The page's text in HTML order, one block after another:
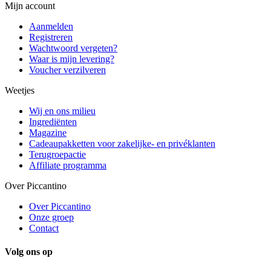
Mijn account
Aanmelden
Registreren
Wachtwoord vergeten?
Waar is mijn levering?
Voucher verzilveren
Weetjes
Wij en ons milieu
Ingrediënten
Magazine
Cadeaupakketten voor zakelijke- en privéklanten
Terugroepactie
Affiliate programma
Over Piccantino
Over Piccantino
Onze groep
Contact
Volg ons op